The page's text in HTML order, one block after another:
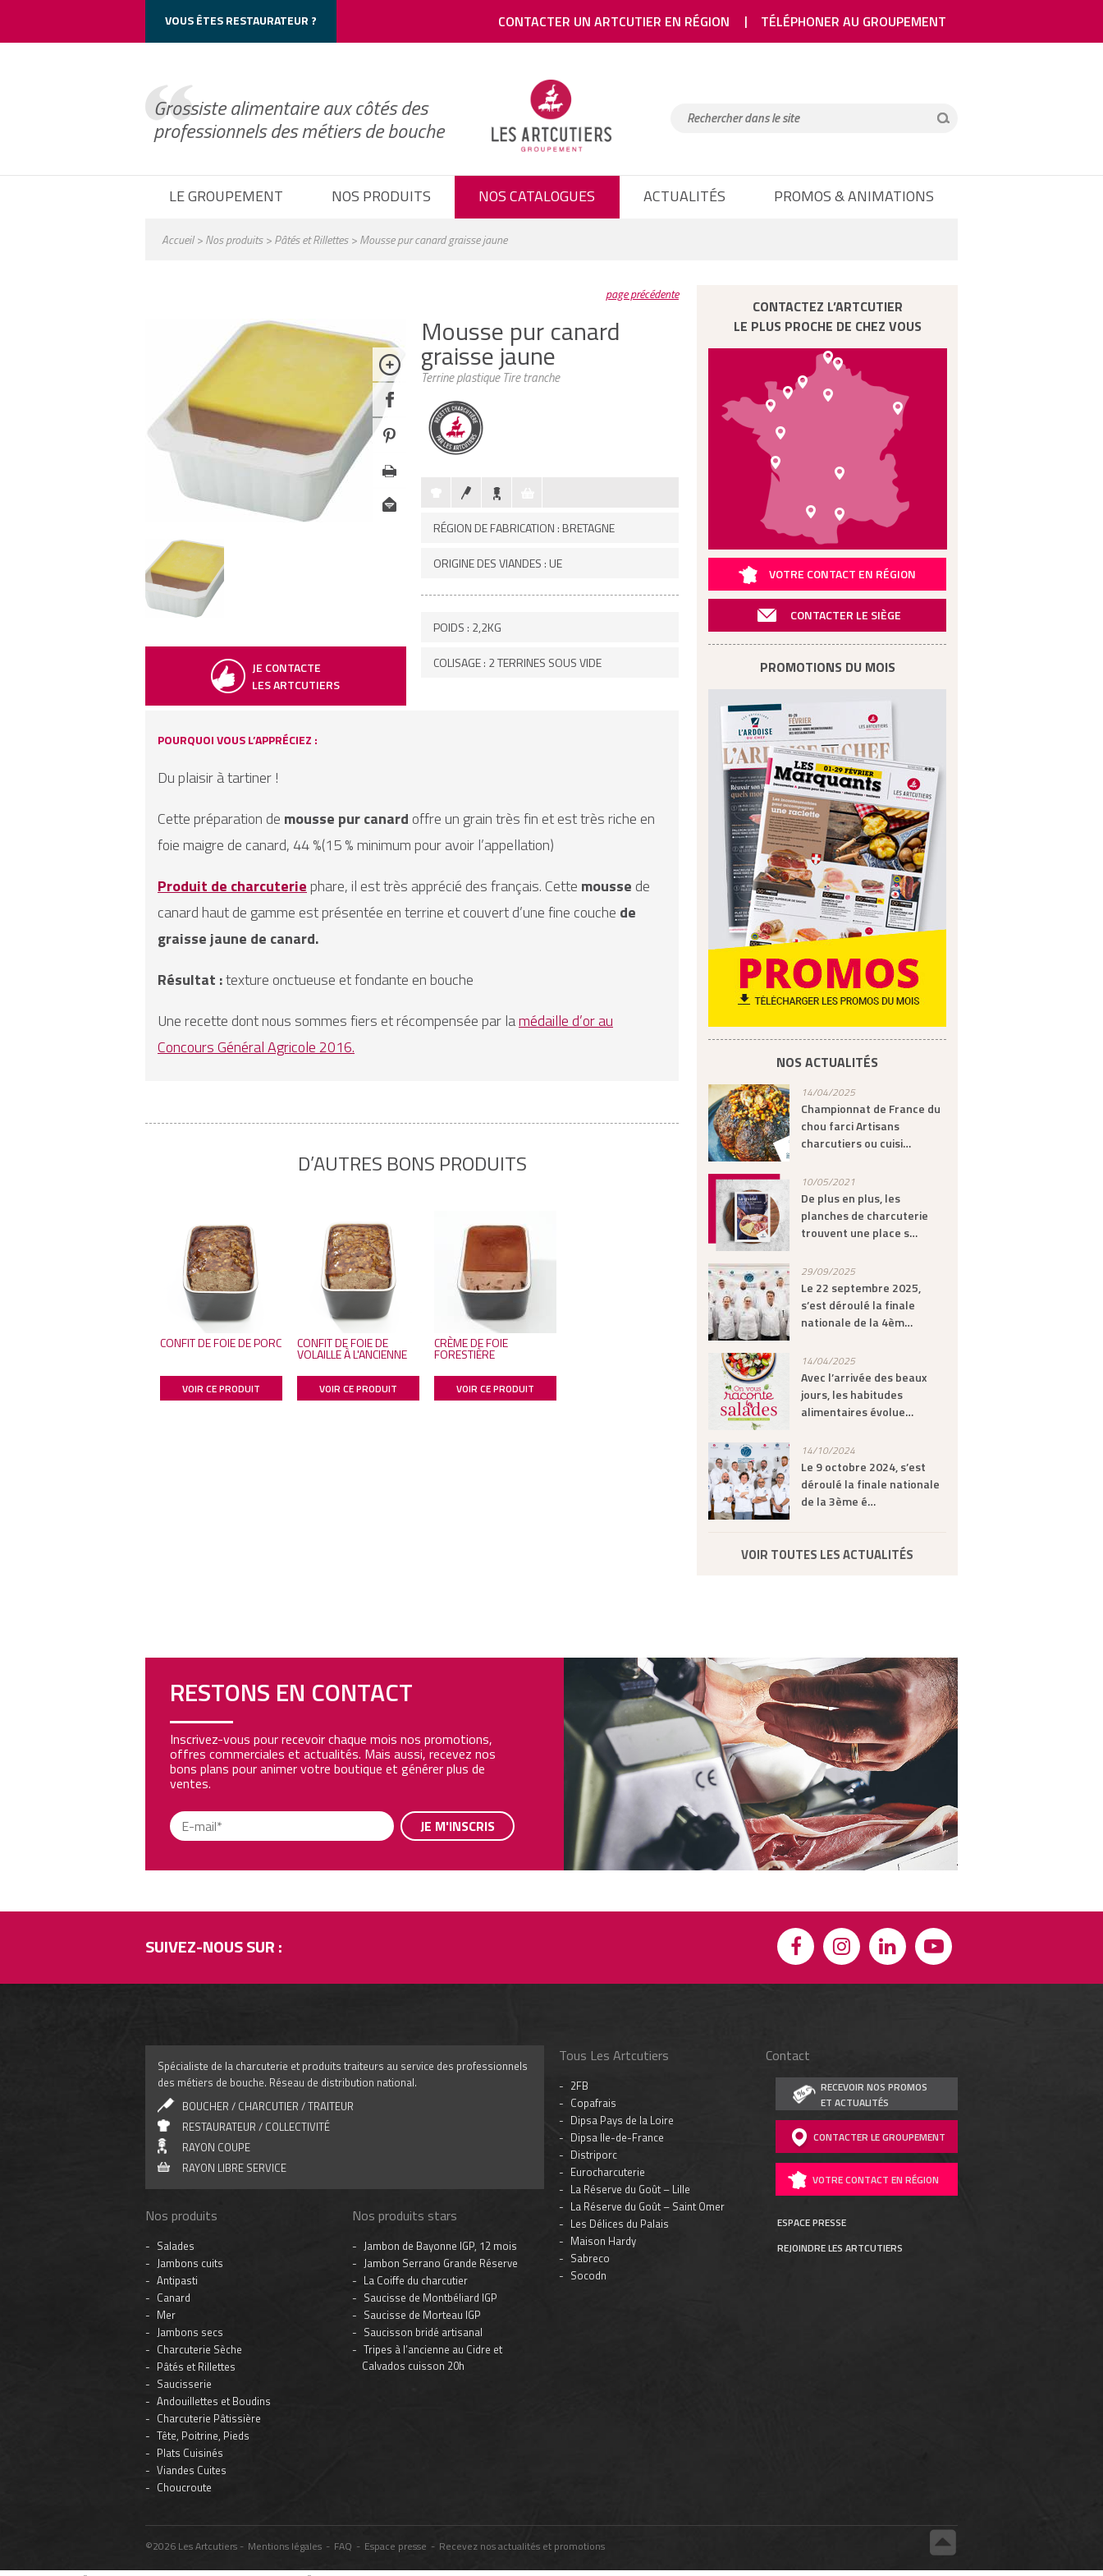
Cookie_Notice()->frontend->wp_print_header_scripts();
VOUS ÊTES RESTAURATEUR ? CONTACTER UN ARTCUTIER EN RÉGION TÉLÉPHONER AU GROUPEMENT
Grossiste alimentaire aux côtés des
professionnels des métiers de bouche
LE GROUPEMENT NOS PRODUITS NOS CATALOGUES ACTUALITÉS PROMOS & ANIMATIONS
Accueil>Nos produits>Pâtés et Rillettes> Mousse pur canard graisse jaune
page précédente
JE CONTACTE
LES ARTCUTIERS
Mousse pur canard
graisse jaune
Terrine plastique Tire tranche
RÉGION DE FABRICATION : BRETAGNE
ORIGINE DES VIANDES : UE
POIDS : 2,2KG
COLISAGE : 2 TERRINES SOUS VIDE
POURQUOI VOUS L’APPRÉCIEZ :
Du plaisir à tartiner !
Cette préparation de mousse purcanard offre un grain très fin et est très riche en
foie maigre de canard, 44 %(15 % minimum pour avoir l’appellation)
Produit de charcuteriephare, il est très apprécié des français. Cette mousse de
canard haut de gamme est présentée en terrine et couvert d’une fine couche de
graisse jaune de canard.
Résultat :texture onctueuse et fondante en bouche
Une recette dont nous sommes fiers et récompensée par lamédaille d’or au
Concours Général Agricole 2016.
D’AUTRES BONS PRODUITS
CONFIT DE FOIE DE PORC
VOIR CE PRODUIT
CONFIT DE FOIE DE
VOLAILLE À L'ANCIENNE
VOIR CE PRODUIT
CRÈME DE FOIE
FORESTIÈRE
VOIR CE PRODUIT
CONTACTEZ L’ARTCUTIER
LE PLUS PROCHE DE CHEZ VOUS
VOTRE CONTACT EN RÉGION
CONTACTER LE SIÈGE
PROMOTIONS DU MOIS
NOS ACTUALITÉS
14/04/2025
Championnat de France du
chou farci Artisans
charcutiers ou cuisi…
10/05/2021
De plus en plus, les
planches de charcuterie
trouvent une place s…
29/09/2025
Le 22 septembre 2025,
s’est déroulé la finale
nationale de la 4èm…
14/04/2025
Avec l’arrivée des beaux
jours, les habitudes
alimentaires évolue…
14/10/2024
Le 9 octobre 2024, s’est
déroulé la finale nationale
de la 3ème é…
VOIR TOUTES LES ACTUALITÉS
RESTONS EN CONTACT
Inscrivez-vous pour recevoir chaque mois nos promotions,
offres commerciales et actualités. Mais aussi, recevez nos
bons plans pour animer votre boutique et générer plus de
ventes.
JE M'INSCRIS
SUIVEZ-NOUS SUR :
Spécialiste de la charcuterie et produits traiteurs au service des professionnels
des métiers de bouche. Réseau de distribution national.
BOUCHER / CHARCUTIER / TRAITEUR
RESTAURATEUR / COLLECTIVITÉ
RAYON COUPE
RAYON LIBRE SERVICE
Nos produits
Salades
Jambons cuits
Antipasti
Canard
Mer
Jambons secs
Charcuterie Sèche
Pâtés et Rillettes
Saucisserie
Andouillettes et Boudins
Charcuterie Pâtissière
Tête, Poitrine, Pieds
Plats Cuisinés
Viandes Cuites
Choucroute
Nos produits stars
Jambon de Bayonne IGP, 12 mois
Jambon Serrano Grande Réserve
La Coiffe du charcutier
Saucisse de Montbéliard IGP
Saucisse de Morteau IGP
Saucisson bridé artisanal
Tripes à l’ancienne au Cidre et
Calvados cuisson 20h
Tous Les Artcutiers
2FB
Copafrais
Dipsa Pays de la Loire
Dipsa Ile-de-France
Distriporc
Eurocharcuterie
La Réserve du Goût – Lille
La Réserve du Goût – Saint Omer
Les Délices du Palais
Maison Hardy
Sabreco
Socodn
Contact
RECEVOIR NOS PROMOS
ET ACTUALITÉS
CONTACTER LE GROUPEMENT
VOTRE CONTACT EN RÉGION
ESPACE PRESSE
REJOINDRE LES ARTCUTIERS
©2026 Les Artcutiers - Mentions légales - FAQ - Espace presse - Recevez nos actualités et promotions